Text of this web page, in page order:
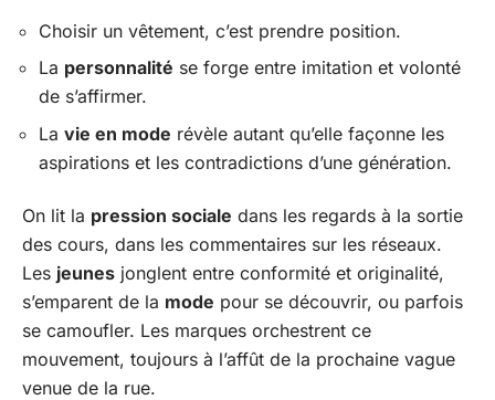
Choisir un vêtement, c’est prendre position.
La personnalité se forge entre imitation et volonté
de s’affirmer.
La vie en mode révèle autant qu’elle façonne les
aspirations et les contradictions d’une génération.
On lit la pression sociale dans les regards à la sortie
des cours, dans les commentaires sur les réseaux.
Les jeunes jonglent entre conformité et originalité,
s’emparent de la mode pour se découvrir, ou parfois
se camoufler. Les marques orchestrent ce
mouvement, toujours à l’affût de la prochaine vague
venue de la rue.